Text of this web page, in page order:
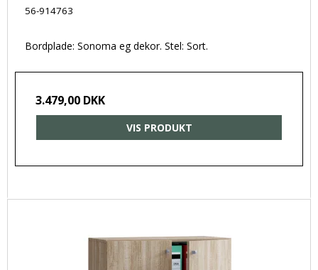
56-914763
Bordplade: Sonoma eg dekor. Stel: Sort.
3.479,00 DKK
VIS PRODUKT